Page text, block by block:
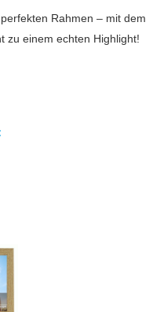
Rahmen – mit dem
zu einem echten Highlight!